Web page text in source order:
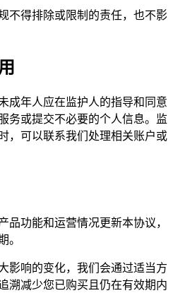
不得排除或限制的责任，也不影
成年人应在监护人的指导和同意
务或提交不必要的个人信息。监
，可以联系我们处理相关账户或
品功能和运营情况更新本协议，
。
影响的变化，我们会通过适当方
溯减少您已购买且仍在有效期内